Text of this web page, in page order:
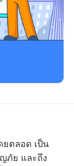
ยตลอด เป็น
ภัย และถึง